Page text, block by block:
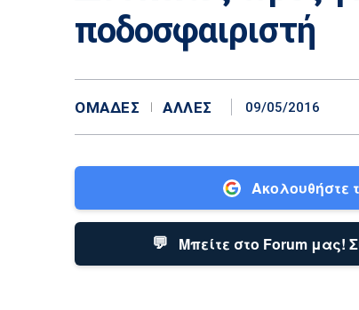
ποδοσφαιριστή
ΟΜΆΔΕΣ ΆΛΛΕΣ 09/05/2016
Ακολουθήστε
💬 Μπείτε στο Forum μας!